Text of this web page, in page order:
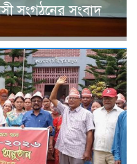
সংগঠনের সংবাদ